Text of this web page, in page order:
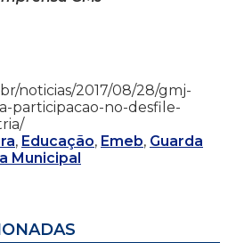
noticias/2017/08/28/gmj-
participacao-no-desfile-
, Educação, Emeb, Guarda
Municipal